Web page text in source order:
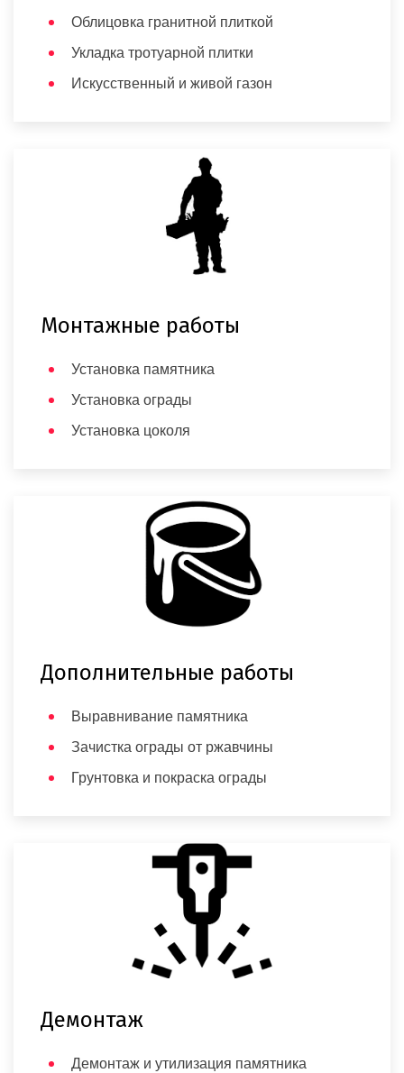
Облицовка гранитной плиткой
Укладка тротуарной плитки
Искусственный и живой газон
Монтажные работы
Установка памятника
Установка ограды
Установка цоколя
Дополнительные работы
Выравнивание памятника
Зачистка ограды от ржавчины
Грунтовка и покраска ограды
Демонтаж
Демонтаж и утилизация памятника